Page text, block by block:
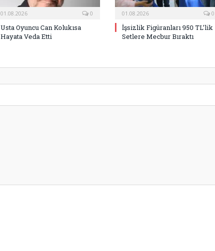
01.08.2026 0
Usta Oyuncu Can Kolukısa
Hayata Veda Etti
01.08.2026 0
İşsizlik Figüranları 950 TL’lik
Setlere Mecbur Bıraktı